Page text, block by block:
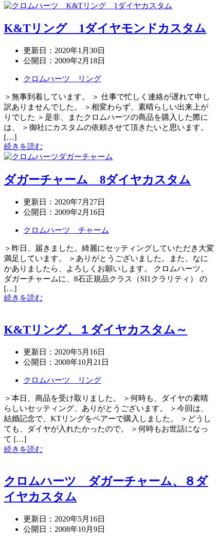
K&Tリング 1ダイヤモンドカスタム
更新日： 2020年1月30日
公開日： 2009年2月18日
クロムハーツ リング
＞無事到着しています。 ＞ 仕事で忙しく連絡が遅れて申し
訳ありませんでした。 ＞相変わらず、素晴らしい出来上が
りでした ＞是非、またクロムハーツの商品を購入した際に
は、 ＞御社にカスタムの依頼させて頂きたいと思います。
[…]
続きを読む
ダガーチャーム 8ダイヤカスタム
更新日： 2020年7月27日
公開日： 2009年2月16日
クロムハーツ チャーム
＞昨日、届きました。綺麗にセッティングしていただき大変
満足しています。 ＞ありがとうございました。また、なに
かありましたら、よろしくお願いします。 クロムハーツ、
ダガーチャームに、8石正規品クラス（SI1クラリティ） の
[…]
続きを読む
K&Tリング、１ダイヤカスタム～
更新日： 2020年5月16日
公開日： 2008年10月21日
クロムハーツ リング
＞本日、商品を受け取りました。 ＞何時も、ダイヤの素晴
らしいセッティング、ありがとうございます。 ＞今回は、
結婚記念で、KTリングをペアーで購入しました。 ＞どうし
ても、ダイヤが入れたかったので。 ＞何時もお世話になっ
て […]
続きを読む
クロムハーツ ダガーチャーム、８ダ
イヤカスタム
更新日： 2020年5月16日
公開日： 2008年10月9日